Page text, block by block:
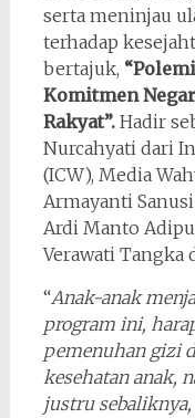
serta meninjau
terhadap
bertajuk,
Komitmen
Rakyat”. Hadir
Nurcahyati dari
(ICW), Media
Armayanti
Ardi Manto
Verawati Tangka
“Anak-anak
program ini,
pemenuhan gizi
kesehatan anak,
justru